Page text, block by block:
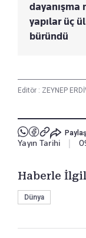
dayanışma
yapılar üç
büründü
Editör : ZEYNEP
Paylaş
Yayın Tarihi
Haberle
Dünya